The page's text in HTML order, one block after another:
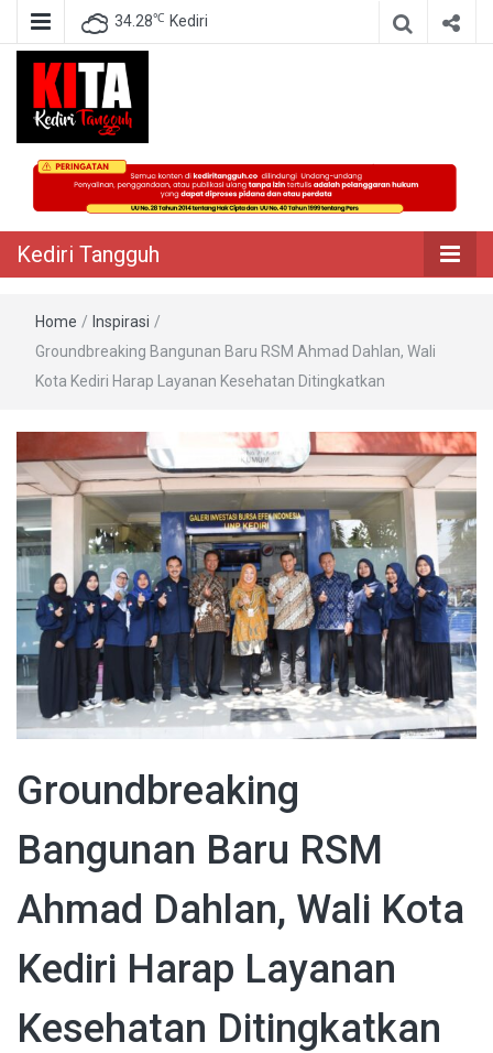
34.28℃ Kediri
Kediri Tangguh
Berita Akurat Terpercaya
Kediri Tangguh
Home / Inspirasi /
Groundbreaking Bangunan Baru RSM Ahmad Dahlan, Wali
Kota Kediri Harap Layanan Kesehatan Ditingkatkan
Groundbreaking
Bangunan Baru RSM
Ahmad Dahlan, Wali Kota
Kediri Harap Layanan
Kesehatan Ditingkatkan